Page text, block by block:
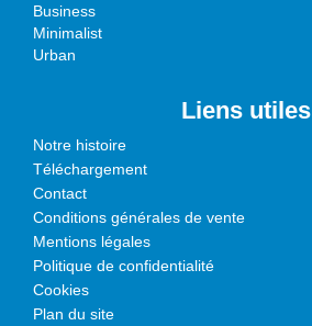
Business
Minimalist
Urban
Liens utiles
Notre histoire
Téléchargement
Contact
Conditions générales de vente
Mentions légales
Politique de confidentialité
Cookies
Plan du site